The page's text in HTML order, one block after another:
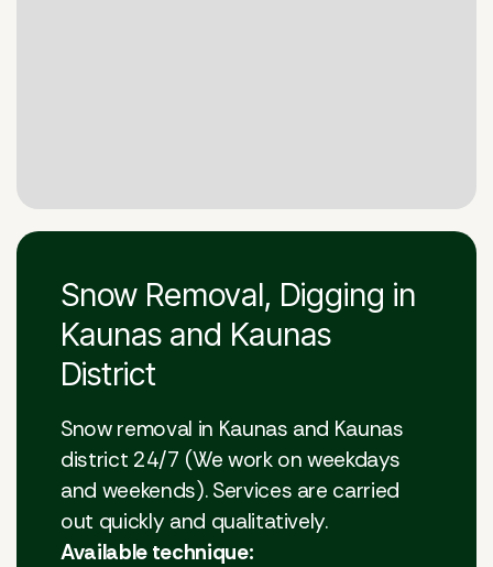
Snow Removal, Digging in
Kaunas and Kaunas
District
Snow removal in Kaunas and Kaunas
district 24/7 (We work on weekdays
and weekends). Services are carried
out quickly and qualitatively.
Available technique: